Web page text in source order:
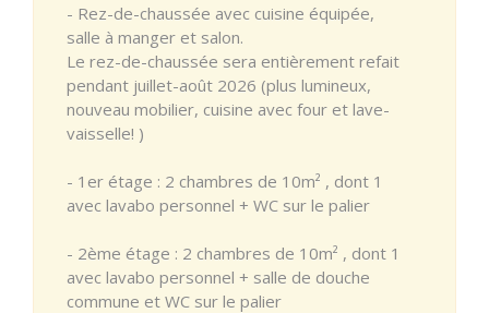
- Rez-de-chaussée avec cuisine équipée,
salle à manger et salon.
Le rez-de-chaussée sera entièrement refait
pendant juillet-août 2026 (plus lumineux,
nouveau mobilier, cuisine avec four et lave-
vaisselle! )
- 1er étage : 2 chambres de 10m² , dont 1
avec lavabo personnel + WC sur le palier
- 2ème étage : 2 chambres de 10m² , dont 1
avec lavabo personnel + salle de douche
commune et WC sur le palier